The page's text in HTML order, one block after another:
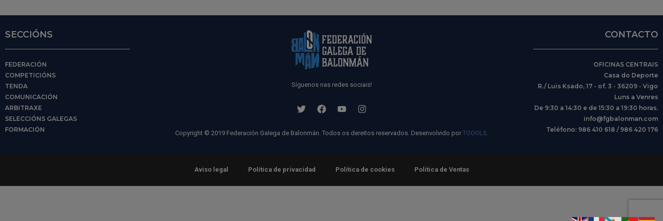
SECCIÓNS
FEDERACIÓN
COMPETICIÓNS
TENDA
COMUNICACIÓN
ARBITRAXE
SELECCIÓNS GALEGAS
FORMACIÓN
Síguenos nas redes sociais!
Copyright © 2019 Federación Galega de Balonmán. Todos os dereitos reservados. Desenvolvido por TOOOLS.
CONTACTO
OFICINAS CENTRAIS
Casa do Deporte
R./ Luis Ksado, 17 - of. 3 - 36209 - Vigo
Luns a Venres
De 9:30 a 14:30 e de 15:30 a 19:30 horas.
info@fgbalonman.com
Teléfono: 986 410 618 / 986 420 176
Aviso legal Política de privacidad Política de cookies Política de Ventas